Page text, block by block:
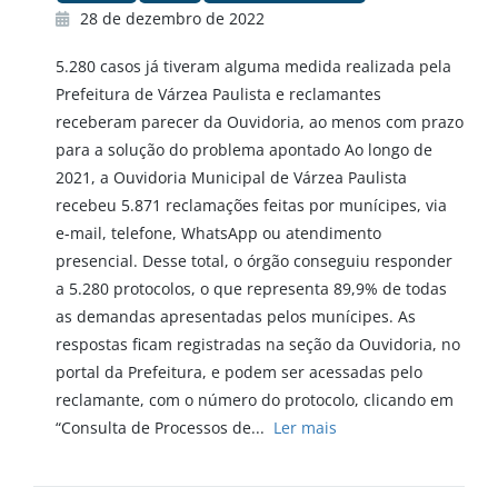
28 de dezembro de 2022
5.280 casos já tiveram alguma medida realizada pela
Prefeitura de Várzea Paulista e reclamantes
receberam parecer da Ouvidoria, ao menos com prazo
para a solução do problema apontado Ao longo de
2021, a Ouvidoria Municipal de Várzea Paulista
recebeu 5.871 reclamações feitas por munícipes, via
e-mail, telefone, WhatsApp ou atendimento
presencial. Desse total, o órgão conseguiu responder
a 5.280 protocolos, o que representa 89,9% de todas
as demandas apresentadas pelos munícipes. As
respostas ficam registradas na seção da Ouvidoria, no
portal da Prefeitura, e podem ser acessadas pelo
reclamante, com o número do protocolo, clicando em
“Consulta de Processos de... Ler mais